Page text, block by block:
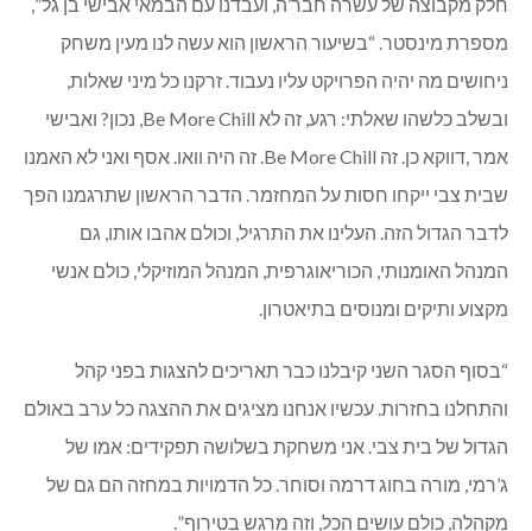
מספרת מינסטר. “בשיעור הראשון הוא עשה לנו מעין משחק
ניחושים מה יהיה הפרויקט עליו נעבוד. זרקנו כל מיני שאלות,
ובשלב כלשהו שאלתי: רגע, זה לא Be More Chill, נכון? ואבישי
אמר ,דווקא כן. זה Be More Chill. זה היה וואו. אסף ואני לא האמנו
שבית צבי ייקחו חסות על המחזמר. הדבר הראשון שתרגמנו הפך
לדבר הגדול הזה. העלינו את התרגיל, וכולם אהבו אותו, גם
המנהל האומנותי, הכוריאוגרפית, המנהל המוזיקלי, כולם אנשי
מקצוע ותיקים ומנוסים בתיאטרון.
“בסוף הסגר השני קיבלנו כבר תאריכים להצגות בפני קהל
והתחלנו בחזרות. עכשיו אנחנו מציגים את ההצגה כל ערב באולם
הגדול של בית צבי. אני משחקת בשלושה תפקידים: אמו של
ג’רמי, מורה בחוג דרמה וסוחר. כל הדמויות במחזה הם גם של
מקהלה, כולם עושים הכל, וזה מרגש בטירוף”.